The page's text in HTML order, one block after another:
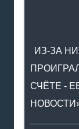
ИЗ-ЗА
СЧЁТЕ -